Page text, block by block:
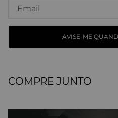
COMPRE JUNTO